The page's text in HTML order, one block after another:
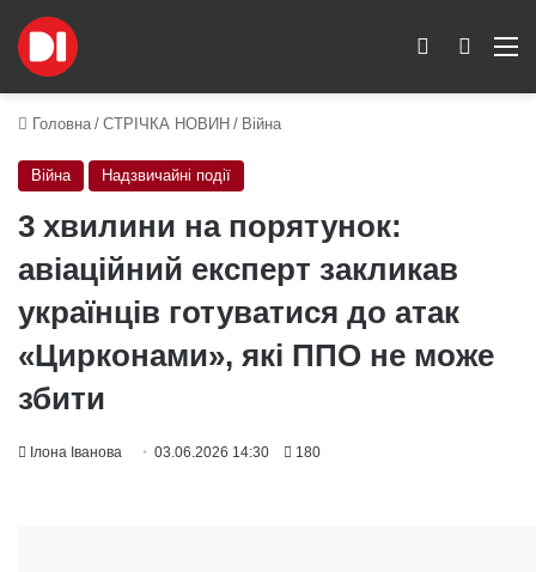
Пошук
Switch skin
Головна / СТРІЧКА НОВИН / Війна
Війна Надзвичайні події
3 хвилини на порятунок:
авіаційний експерт закликав
українців готуватися до атак
«Цирконами», які ППО не може
збити
Ілона Іванова 03.06.2026 14:30 180